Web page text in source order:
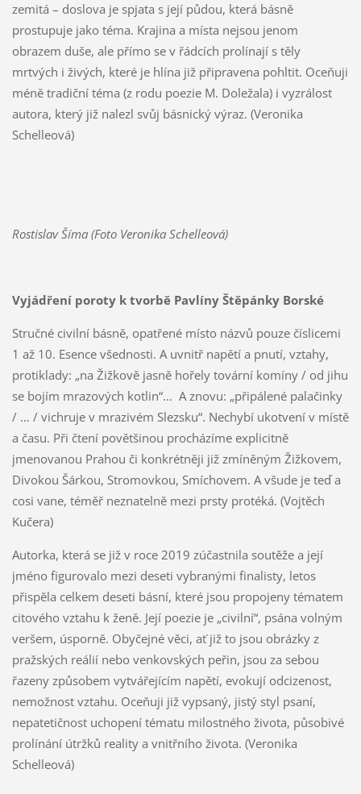
zemitá – doslova je spjata s její půdou, která básně
prostupuje jako téma. Krajina a místa nejsou jenom
obrazem duše, ale přímo se v řádcích prolínají s těly
mrtvých i živých, které je hlína již připravena pohltit. Oceňuji
méně tradiční téma (z rodu poezie M. Doležala) i vyzrálost
autora, který již nalezl svůj básnický výraz. (Veronika
Schelleová)
Rostislav Šíma (Foto Veronika Schelleová)
Vyjádření poroty k tvorbě Pavlíny Štěpánky Borské
Stručné civilní básně, opatřené místo názvů pouze číslicemi
1 až 10. Esence všednosti. A uvnitř napětí a pnutí, vztahy,
protiklady: „na Žižkově jasně hořely tovární komíny / od jihu
se bojím mrazových kotlin“… A znovu: „připálené palačinky
/ … / vichruje v mrazivém Slezsku“. Nechybí ukotvení v místě
a času. Při čtení povětšinou procházíme explicitně
jmenovanou Prahou či konkrétněji již zmíněným Žižkovem,
Divokou Šárkou, Stromovkou, Smíchovem. A všude je teď a
cosi vane, téměř neznatelně mezi prsty protéká. (Vojtěch
Kučera)
Autorka, která se již v roce 2019 zúčastnila soutěže a její
jméno figurovalo mezi deseti vybranými finalisty, letos
přispěla celkem deseti básní, které jsou propojeny tématem
citového vztahu k ženě. Její poezie je „civilní“, psána volným
veršem, úsporně. Obyčejné věci, ať již to jsou obrázky z
pražských reálií nebo venkovských peřin, jsou za sebou
řazeny způsobem vytvářejícím napětí, evokují odcizenost,
nemožnost vztahu. Oceňuji již vypsaný, jistý styl psaní,
nepatetičnost uchopení tématu milostného života, působivé
prolínání útržků reality a vnitřního života. (Veronika
Schelleová)